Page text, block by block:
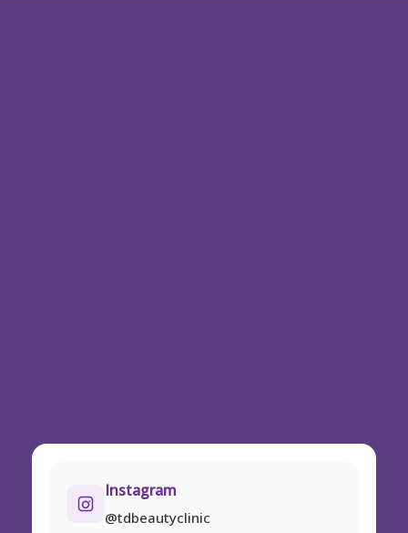
Instagram
@tdbeautyclinic